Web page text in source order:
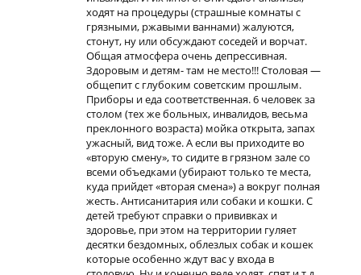
ходят на процедуры (страшные комнаты с
грязными, ржавыми ваннами) жалуются,
стонут, ну или обсуждают соседей и ворчат.
Общая атмосфера очень депрессивная.
Здоровым и детям- там не место!!! Столовая —
общепит с глубоким советским прошлым.
Приборы и еда соответственная. 6 человек за
столом (тех же больных, инвалидов, весьма
преклонного возраста) мойка открыта, запах
ужасный, вид тоже. А если вы приходите во
«вторую смену», то сидите в грязном зале со
всеми объедками (убирают только те места,
куда прийдет «вторая смена») а вокруг полная
жесть. Антисанитария или собаки и кошки. С
детей требуют справки о прививках и
здоровье, при этом на территории гуляет
десятки бездомных, облезлых собак и кошек
которые особенно ждут вас у входа в